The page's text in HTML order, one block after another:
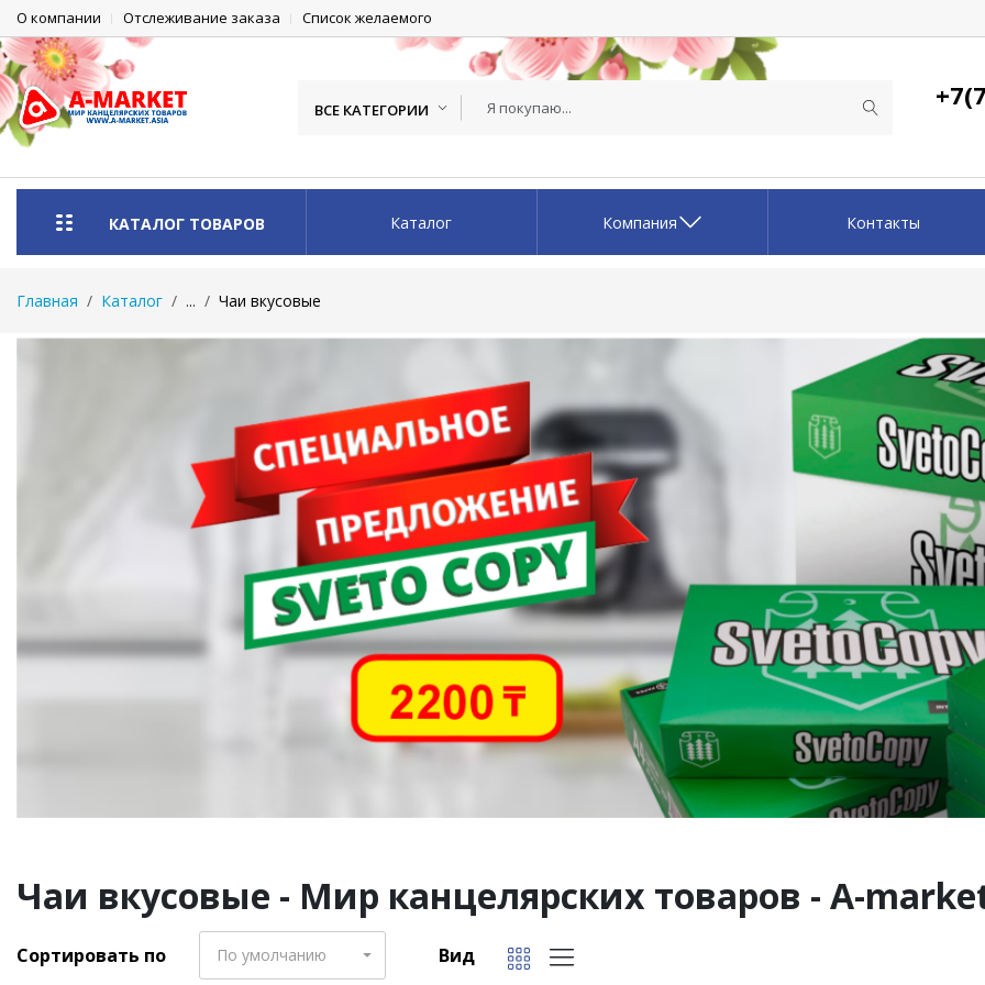
О компании Отслеживание заказа Список желаемого
ВСЕ КАТЕГОРИИ
КАТАЛОГ ТОВАРОВ Каталог Компания Контакты
Главная Каталог ... Чаи вкусовые
Чаи вкусовые - Мир канцелярских товаров - A-
Сортировать по По умолчанию Вид